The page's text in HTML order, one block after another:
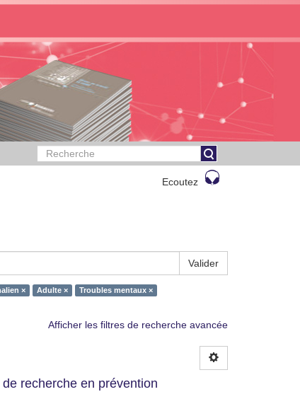
Ecoutez
Valider
× Adulte ×
Troubles mentaux ×
Afficher les filtres de recherche avancée
recherche en prévention